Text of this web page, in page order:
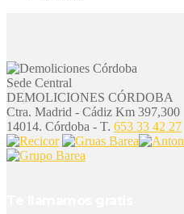
Sede Central
DEMOLICIONES CÓRDOBA
Ctra. Madrid - Cádiz Km 397,300
14014. Córdoba - T. 653 33 42 27